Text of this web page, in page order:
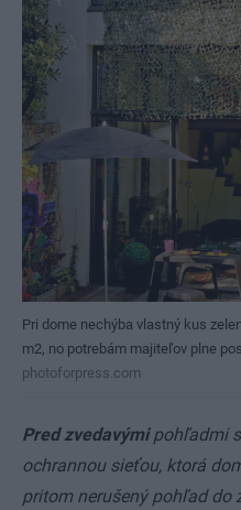
Pri dome nechýba vlastný kus
m2, no potrebám majiteľov plne
photoforpress.com
Pred zvedavýmipohľadmi
ochrannou sieťou, ktorá
pritom nerušený pohľad do